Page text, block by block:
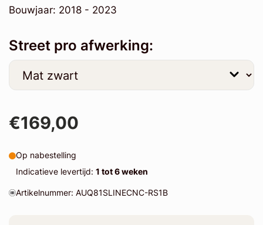
Bouwjaar: 2018 - 2023
Street pro afwerking:
€169,00
Op nabestelling
Indicatieve levertijd: 1 tot 6 weken
Artikelnummer: AUQ81SLINECNC-RS1B